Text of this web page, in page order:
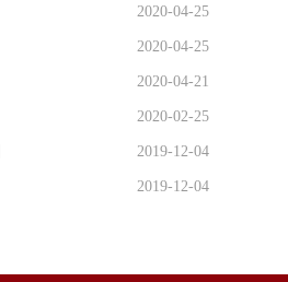
2020-04-25
2020-04-25
2020-04-21
2020-02-25
2019-12-04
2019-12-04